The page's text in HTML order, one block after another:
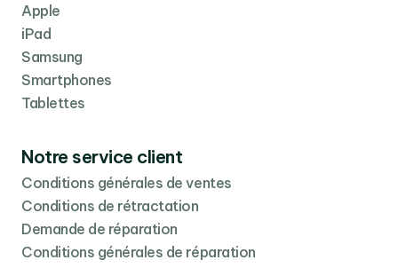
Apple
iPad
Samsung
Smartphones
Tablettes
Notre service client
Conditions générales de ventes
Conditions de rétractation
Demande de réparation
Conditions générales de réparation